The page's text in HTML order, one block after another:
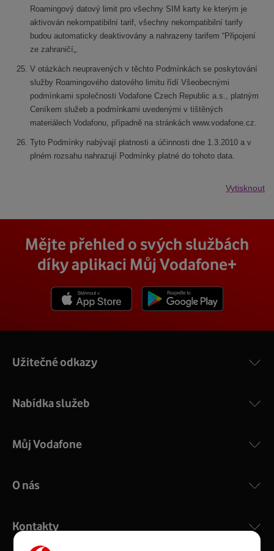
Roamingový datový limit pro všechny SIM karty ke kterým je
aktivován nekompatibilní tarif, všechny nekompatibilní tarify
budou automaticky deaktivovány a nahrazeny tarifem “Připojení
ze zahraničí„.
V otázkách neupravených v těchto Podmínkách se poskytování
služby Roamingového datového limitu řídí Všeobecnými
podmínkami společnosti Vodafone Czech Republic a.s., platným
Ceníkem služeb a podmínkami uvedenými v tištěných
materiálech Vodafonu, případně na stránkách www.vodafone.cz.
Tyto Podmínky nabývají platnosti a účinnosti dne 1.3.2010 a v
plném rozsahu nahrazují Podmínky platné do tohoto data.
Vytisknout
Mějte přehled o svých službách
díky aplikaci Můj Vodafone+
Užitečné odkazy
Nabídka služeb
Můj Vodafone
O nás
Kontakty